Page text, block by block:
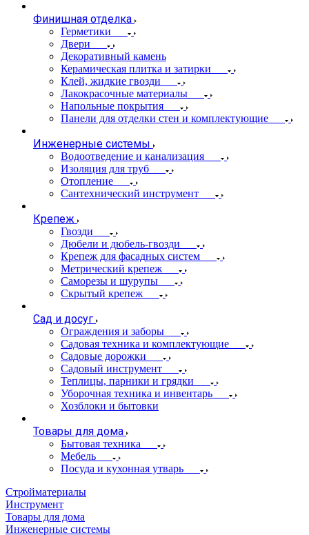
Финишная отделка
Герметики
Двери
Декоративный камень
Керамическая плитка и затирки
Клей, жидкие гвозди
Лакокрасочные материалы
Напольные покрытия
Панели для отделки стен и комплектующие
Инженерные системы
Водоотведение и канализация
Изоляция для труб
Отопление
Сантехнический инструмент
Крепеж
Гвозди
Дюбели и дюбель-гвозди
Крепеж для фасадных систем
Метрический крепеж
Саморезы и шурупы
Скрытый крепеж
Сад и досуг
Ограждения и заборы
Садовая техника и комплектующие
Садовые дорожки
Садовый инструмент
Теплицы, парники и грядки
Уборочная техника и инвентарь
Хозблоки и бытовки
Товары для дома
Бытовая техника
Мебель
Посуда и кухонная утварь
Стройматериалы
Инструмент
Товары для дома
Инженерные системы